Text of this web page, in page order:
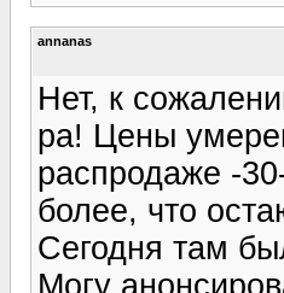
annanas
Нет, к
ра! Цены
распродаже -
более, что
Сегодня там
Могу